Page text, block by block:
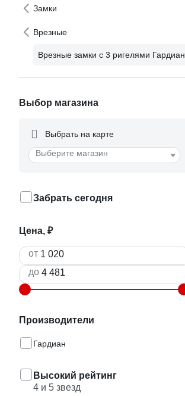
Замки
Врезные
Врезные замки с 3 ригелями Гардиан
Выбор магазина
Выбрать на карте
Выберите магазин
Забрать сегодня
Цена, ₽
от
до
Производители
Гардиан
Высокий рейтинг
4 и 5 звезд